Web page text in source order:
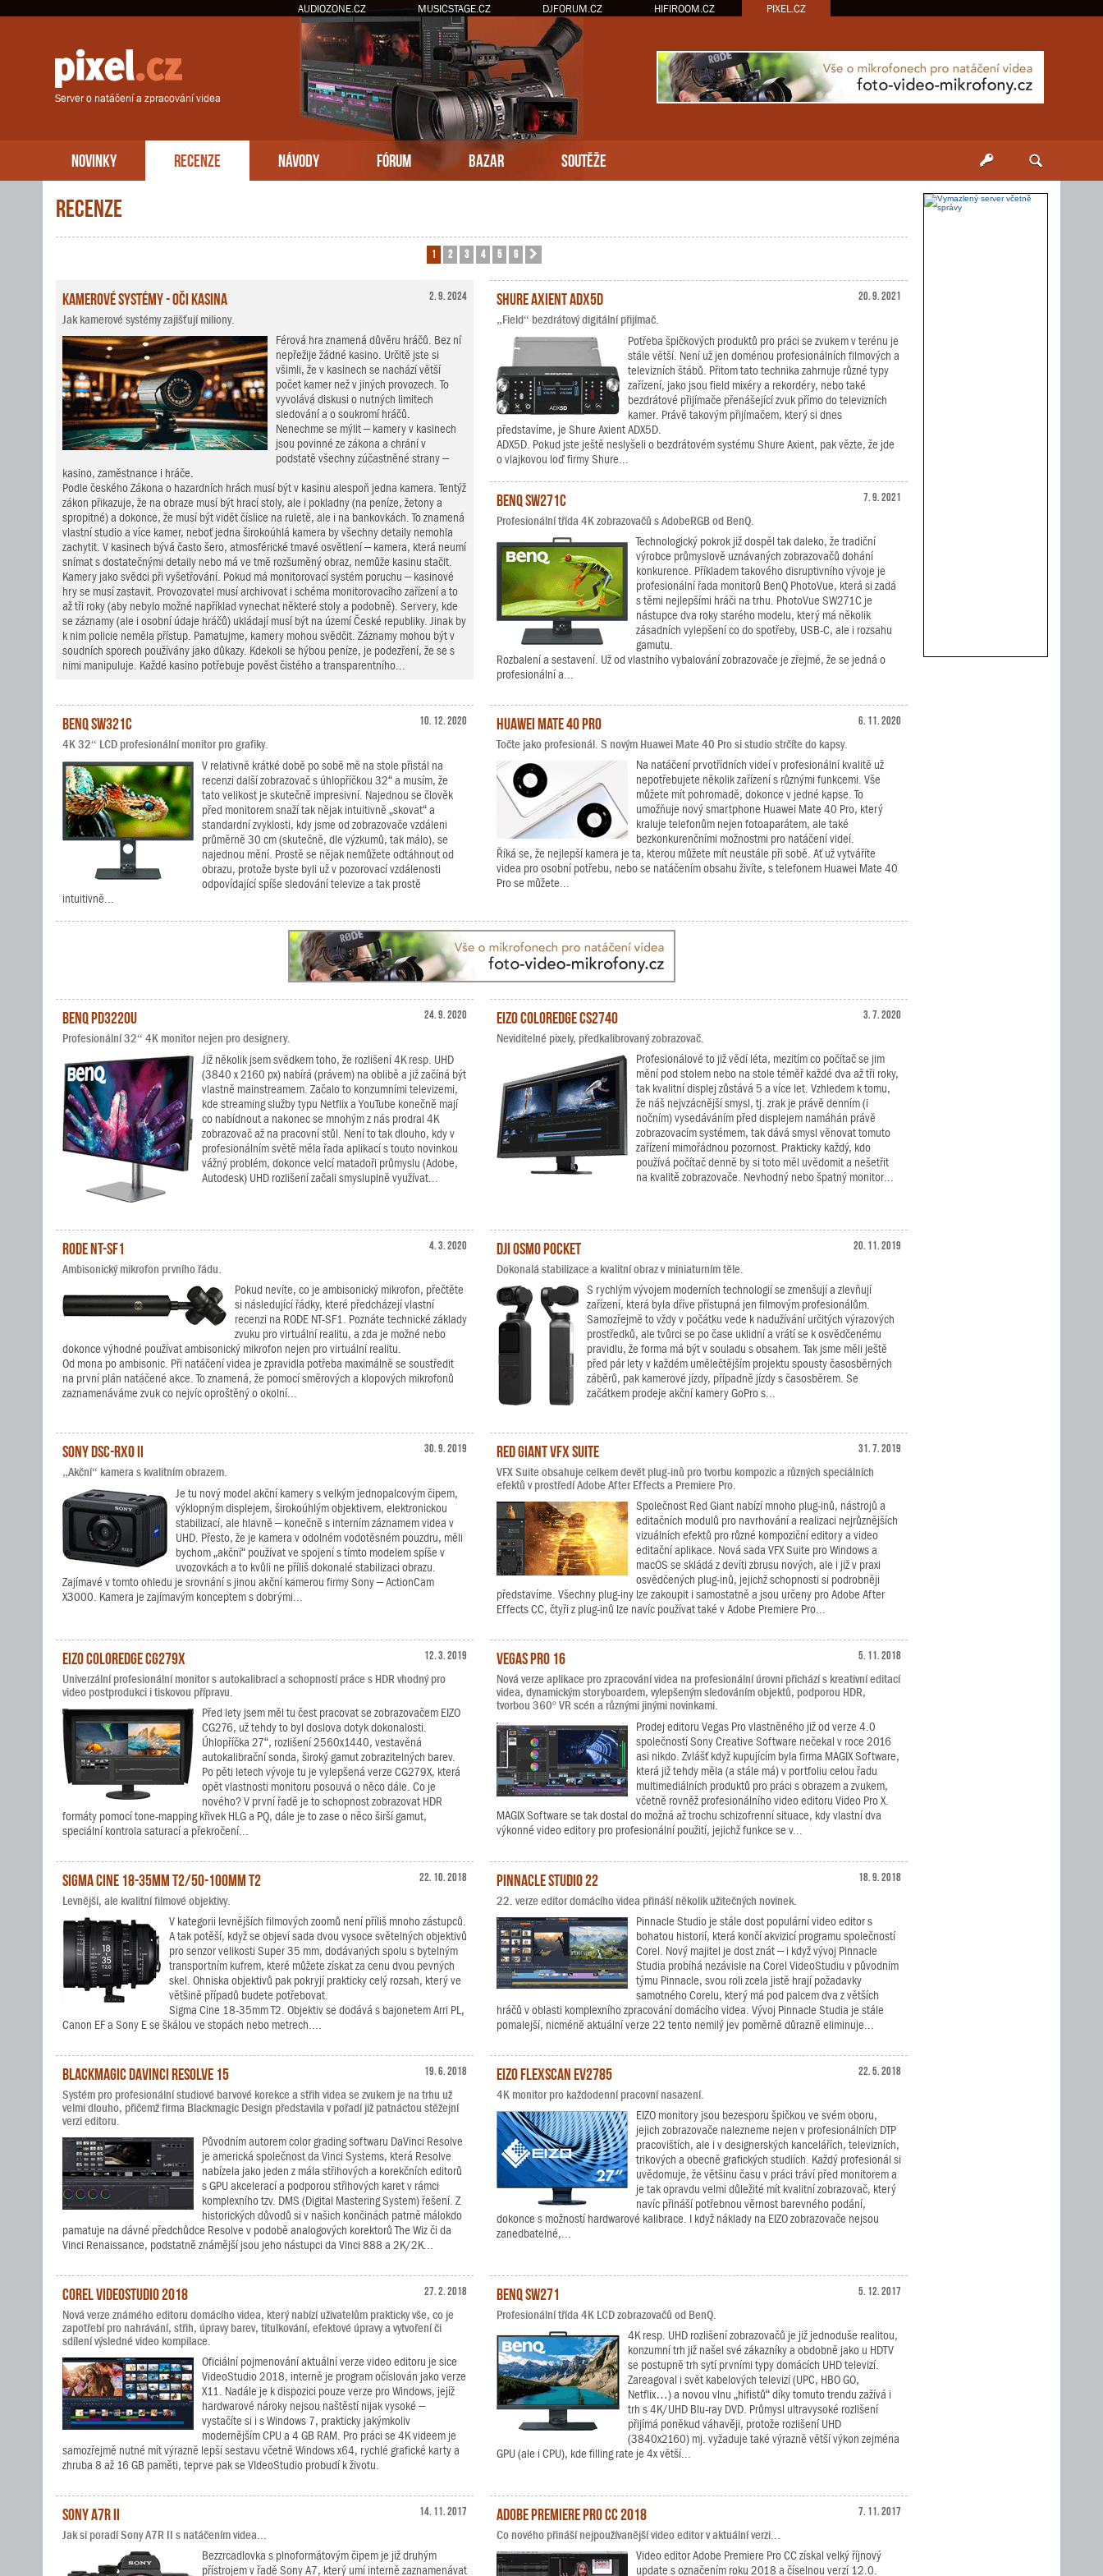
AUDIOZONE.CZ MUSICSTAGE.CZ DJFORUM.CZ HIFIROOM.CZ PIXEL.CZ
Server o natáčení a zpracování videa
NOVINKY RECENZE NÁVODY FÓRUM BAZAR SOUTĚŽE
Recenze
1 2 3 4 5 6
2. 9. 2024
Kamerové systémy - oči kasina
Jak kamerové systémy zajišťují miliony.
Férová hra znamená důvěru hráčů. Bez ní
nepřežije žádné kasino. Určitě jste si
všimli, že v kasinech se nachází větší
počet kamer než v jiných provozech. To
vyvolává diskusi o nutných limitech
sledování a o soukromí hráčů.
Nenechme se mýlit – kamery v kasinech
jsou povinné ze zákona a chrání v
podstatě všechny zúčastněné strany –
kasino, zaměstnance i hráče.
Podle českého Zákona o hazardních hrách musí být v kasinu alespoň jedna kamera. Tentýž
zákon přikazuje, že na obraze musí být hrací stoly, ale i pokladny (na peníze, žetony a
spropitné) a dokonce, že musí být vidět číslice na ruletě, ale i na bankovkách. To znamená
vlastní studio a více kamer, neboť jedna širokoúhlá kamera by všechny detaily nemohla
zachytit. V kasinech bývá často šero, atmosférické tmavé osvětlení – kamera, která neumí
snímat s dostatečnými detaily nebo má ve tmě rozšuměný obraz, nemůže kasinu stačit.
Kamery jako svědci při vyšetřování. Pokud má monitorovací systém poruchu – kasinové
hry se musí zastavit. Provozovatel musí archivovat i schéma monitorovacího zařízení a to
až tři roky (aby nebylo možné například vynechat některé stoly a podobně). Servery, kde
se záznamy (ale i osobní údaje hráčů) ukládají musí být na území České republiky. Jinak by
k nim policie neměla přístup. Pamatujme, kamery mohou svědčit. Záznamy mohou být v
soudních sporech používány jako důkazy. Kdekoli se hýbou peníze, je podezření, že se s
nimi manipuluje. Každé kasino potřebuje pověst čistého a transparentního...
20. 9. 2021
Shure Axient ADX5D
„Field“ bezdrátový digitální přijímač.
Potřeba špičkových produktů pro práci se zvukem v terénu je
stále větší. Není už jen doménou profesionálních filmových a
televizních štábů. Přitom tato technika zahrnuje různé typy
zařízení, jako jsou field mixéry a rekordéry, nebo také
bezdrátové přijímače přenášející zvuk přímo do televizních
kamer. Právě takovým přijímačem, který si dnes
představíme, je Shure Axient ADX5D.
ADX5D. Pokud jste ještě neslyšeli o bezdrátovém systému Shure Axient, pak vězte, že jde
o vlajkovou loď firmy Shure...
7. 9. 2021
BenQ SW271C
Profesionální třída 4K zobrazovačů s AdobeRGB od BenQ.
Technologický pokrok již dospěl tak daleko, že tradiční
výrobce průmyslově uznávaných zobrazovačů dohání
konkurence. Příkladem takového disruptivního vývoje je
profesionální řada monitorů BenQ PhotoVue, která si zadá
s těmi nejlepšími hráči na trhu. PhotoVue SW271C je
nástupce dva roky starého modelu, který má několik
zásadních vylepšení co do spotřeby, USB-C, ale i rozsahu
gamutu.
Rozbalení a sestavení. Už od vlastního vybalování zobrazovače je zřejmé, že se jedná o
profesionální a...
10. 12. 2020
BenQ SW321C
4K 32“ LCD profesionální monitor pro grafiky.
V relativně krátké době po sobě mě na stole přistál na
recenzi další zobrazovač s úhlopříčkou 32“ a musím, že
tato velikost je skutečně impresivní. Najednou se člověk
před monitorem snaží tak nějak intuitivně „skovat“ a
standardní zvyklosti, kdy jsme od zobrazovače vzdáleni
průměrně 30 cm (skutečně, dle výzkumů, tak málo), se
najednou mění. Prostě se nějak nemůžete odtáhnout od
obrazu, protože byste byli už v pozorovací vzdálenosti
odpovídající spíše sledování televize a tak prostě
intuitivně...
6. 11. 2020
Huawei Mate 40 Pro
Točte jako profesionál. S novým Huawei Mate 40 Pro si studio strčíte do kapsy.
Na natáčení prvotřídních videí v profesionální kvalitě už
nepotřebujete několik zařízení s různými funkcemi. Vše
můžete mít pohromadě, dokonce v jedné kapse. To
umožňuje nový smartphone Huawei Mate 40 Pro, který
kraluje telefonům nejen fotoaparátem, ale také
bezkonkurenčními možnostmi pro natáčení videí.
Říká se, že nejlepší kamera je ta, kterou můžete mít neustále při sobě. Ať už vytváříte
videa pro osobní potřebu, nebo se natáčením obsahu živíte, s telefonem Huawei Mate 40
Pro se můžete...
24. 9. 2020
BenQ PD3220U
Profesionální 32“ 4K monitor nejen pro designery.
Již několik jsem svědkem toho, že rozlišení 4K resp. UHD
(3840 x 2160 px) nabírá (právem) na oblibě a již začíná být
vlastně mainstreamem. Začalo to konzumními televizemi,
kde streaming služby typu Netflix a YouTube konečně mají
co nabídnout a nakonec se mnohým z nás prodral 4K
zobrazovač až na pracovní stůl. Není to tak dlouho, kdy v
profesionálním světě měla řada aplikací s touto novinkou
vážný problém, dokonce velcí matadoři průmyslu (Adobe,
Autodesk) UHD rozlišení začali smysluplně využívat...
3. 7. 2020
EIZO ColorEdge CS2740
Neviditelné pixely, předkalibrovaný zobrazovač.
Profesionálové to již vědí léta, mezitím co počítač se jim
mění pod stolem nebo na stole téměř každé dva až tři roky,
tak kvalitní displej zůstává 5 a více let. Vzhledem k tomu,
že náš nejvzácnější smysl, tj. zrak je právě denním (i
nočním) vysedáváním před displejem namáhán právě
zobrazovacím systémem, tak dává smysl věnovat tomuto
zařízení mimořádnou pozornost. Prakticky každý, kdo
používá počítač denně by si toto měl uvědomit a nešetřit
na kvalitě zobrazovače. Nevhodný nebo špatný monitor...
4. 3. 2020
RODE NT-SF1
Ambisonický mikrofon prvního řádu.
Pokud nevíte, co je ambisonický mikrofon, přečtěte
si následující řádky, které předcházejí vlastní
recenzi na RODE NT-SF1. Poznáte technické základy
zvuku pro virtuální realitu, a zda je možné nebo
dokonce výhodné používat ambisonický mikrofon nejen pro virtuální realitu.
Od mona po ambisonic. Při natáčení videa je zpravidla potřeba maximálně se soustředit
na první plán natáčené akce. To znamená, že pomocí směrových a klopových mikrofonů
zaznamenáváme zvuk co nejvíc oproštěný o okolní...
20. 11. 2019
DJI Osmo Pocket
Dokonalá stabilizace a kvalitní obraz v miniaturním těle.
S rychlým vývojem moderních technologií se zmenšují a zlevňují
zařízení, která byla dříve přístupná jen filmovým profesionálům.
Samozřejmě to vždy v počátku vede k nadužívání určitých výrazových
prostředků, ale tvůrci se po čase uklidní a vrátí se k osvědčenému
pravidlu, že forma má být v souladu s obsahem. Tak jsme měli ještě
před pár lety v každém umělečtějším projektu spousty časosběrných
záběrů, pak kamerové jízdy, případně jízdy s časosběrem. Se
začátkem prodeje akční kamery GoPro s...
30. 9. 2019
Sony DSC-RX0 II
„Akční“ kamera s kvalitním obrazem.
Je tu nový model akční kamery s velkým jednopalcovým čipem,
výklopným displejem, širokoúhlým objektivem, elektronickou
stabilizací, ale hlavně – konečně s interním záznamem videa v
UHD. Přesto, že je kamera v odolném vodotěsném pouzdru, měli
bychom „akční“ používat ve spojení s tímto modelem spíše v
uvozovkách a to kvůli ne příliš dokonalé stabilizaci obrazu.
Zajímavé v tomto ohledu je srovnání s jinou akční kamerou firmy Sony – ActionCam
X3000. Kamera je zajímavým konceptem s dobrými...
31. 7. 2019
Red Giant VFX Suite
VFX Suite obsahuje celkem devět plug-inů pro tvorbu kompozic a různých speciálních
efektů v prostředí Adobe After Effects a Premiere Pro.
Společnost Red Giant nabízí mnoho plug-inů, nástrojů a
editačních modulů pro navrhování a realizaci nejrůznějších
vizuálních efektů pro různé kompoziční editory a video
editační aplikace. Nová sada VFX Suite pro Windows a
macOS se skládá z devíti zbrusu nových, ale i již v praxi
osvědčených plug-inů, jejichž schopnosti si podrobněji
představíme. Všechny plug-iny lze zakoupit i samostatně a jsou určeny pro Adobe After
Effects CC, čtyři z plug-inů lze navíc používat také v Adobe Premiere Pro...
12. 3. 2019
EIZO ColorEdge CG279X
Univerzální profesionální monitor s autokalibrací a schopností práce s HDR vhodný pro
video postprodukci i tiskovou přípravu.
Před lety jsem měl tu čest pracovat se zobrazovačem EIZO
CG276, už tehdy to byl doslova dotyk dokonalosti.
Úhlopříčka 27“, rozlišení 2560x1440, vestavěná
autokalibrační sonda, široký gamut zobrazitelných barev.
Po pěti letech vývoje tu je vylepšená verze CG279X, která
opět vlastnosti monitoru posouvá o něco dále. Co je
nového? V první řadě je to schopnost zobrazovat HDR
formáty pomocí tone-mapping křivek HLG a PQ, dále je to zase o něco širší gamut,
speciální kontrola saturací a překročení...
5. 11. 2018
Vegas Pro 16
Nová verze aplikace pro zpracování videa na profesionální úrovni přichází s kreativní editací
videa, dynamickým storyboardem, vylepšeným sledováním objektů, podporou HDR,
tvorbou 360º VR scén a různými jinými novinkami.
Prodej editoru Vegas Pro vlastněného již od verze 4.0
společností Sony Creative Software nečekal v roce 2016
asi nikdo. Zvlášť když kupujícím byla firma MAGIX Software,
která již tehdy měla (a stále má) v portfoliu celou řadu
multimediálních produktů pro práci s obrazem a zvukem,
včetně rovněž profesionálního video editoru Video Pro X.
MAGIX Software se tak dostal do možná až trochu schizofrenní situace, kdy vlastní dva
výkonné video editory pro profesionální použití, jejichž funkce se v...
22. 10. 2018
Sigma Cine 18-35mm T2/50-100mm T2
Levnější, ale kvalitní filmové objektivy.
V kategorii levnějších filmových zoomů není příliš mnoho zástupců.
A tak potěší, když se objeví sada dvou vysoce světelných objektivů
pro senzor velikosti Super 35 mm, dodávaných spolu s bytelným
transportním kufrem, které můžete získat za cenu dvou pevných
skel. Ohniska objektivů pak pokryjí prakticky celý rozsah, který ve
většině případů budete potřebovat.
Sigma Cine 18-35mm T2. Objektiv se dodává s bajonetem Arri PL,
Canon EF a Sony E se škálou ve stopách nebo metrech....
18. 9. 2018
Pinnacle Studio 22
22. verze editor domácího videa přináší několik užitečných novinek.
Pinnacle Studio je stále dost populární video editor s
bohatou historií, která končí akvizicí programu společností
Corel. Nový majitel je dost znát – i když vývoj Pinnacle
Studia probíhá nezávisle na Corel VideoStudiu v původním
týmu Pinnacle, svou roli zcela jistě hrají požadavky
samotného Corelu, který má pod palcem dva z větších
hráčů v oblasti komplexního zpracování domácího videa. Vývoj Pinnacle Studia je stále
pomalejší, nicméně aktuální verze 22 tento nemilý jev poměrně důrazně eliminuje...
19. 6. 2018
Blackmagic DaVinci Resolve 15
Systém pro profesionální studiové barvové korekce a střih videa se zvukem je na trhu už
velmi dlouho, přičemž firma Blackmagic Design představila v pořadí již patnáctou stěžejní
verzi editoru.
Původním autorem color grading softwaru DaVinci Resolve
je americká společnost da Vinci Systems, která Resolve
nabízela jako jeden z mála střihových a korekčních editorů
s GPU akcelerací a podporou střihových karet v rámci
komplexního tzv. DMS (Digital Mastering System) řešení. Z
historických důvodů si v našich končinách patrně málokdo
pamatuje na dávné předchůdce Resolve v podobě analogových korektorů The Wiz či da
Vinci Renaissance, podstatně známější jsou jeho nástupci da Vinci 888 a 2K/2K...
22. 5. 2018
EIZO FlexScan EV2785
4K monitor pro každodenní pracovní nasazení.
EIZO monitory jsou bezesporu špičkou ve svém oboru,
jejich zobrazovače nalezneme nejen v profesionálních DTP
pracovištích, ale i v designerských kancelářích, televizních,
trikových a obecně grafických studiích. Každý profesionál si
uvědomuje, že většinu času v práci tráví před monitorem a
je tak opravdu velmi důležité mít kvalitní zobrazovač, který
navíc přináší potřebnou věrnost barevného podání,
dokonce s možností hardwarové kalibrace. I když náklady na EIZO zobrazovače nejsou
zanedbatelné,...
27. 2. 2018
Corel VideoStudio 2018
Nová verze známého editoru domácího videa, který nabízí uživatelům prakticky vše, co je
zapotřebí pro nahrávání, střih, úpravy barev, titulkování, efektové úpravy a vytvoření či
sdílení výsledné video kompilace.
Oficiální pojmenování aktuální verze video editoru je sice
VideoStudio 2018, interně je program očíslován jako verze
X11. Nadále je k dispozici pouze verze pro Windows, jejíž
hardwarové nároky nejsou naštěstí nijak vysoké –
vystačíte si i s Windows 7, prakticky jakýmkoliv
modernějším CPU a 4 GB RAM. Pro práci se 4K videem je
samozřejmě nutné mít výrazně lepší sestavu včetně Windows x64, rychlé grafické karty a
zhruba 8 až 16 GB paměti, teprve pak se VIdeoStudio probudí k životu.
5. 12. 2017
BenQ SW271
Profesionální třída 4K LCD zobrazovačů od BenQ.
4K resp. UHD rozlišení zobrazovačů je již jednoduše realitou,
konzumní trh již našel své zákazníky a obdobně jako u HDTV
se postupně trh sytí prvními typy domácích UHD televizí.
Zareagoval i svět kabelových televizí (UPC, HBO GO,
Netflix…) a novou vlnu „hifistů“ díky tomuto trendu zažívá i
trh s 4K/UHD Blu-ray DVD. Průmysl ultravysoké rozlišení
přijímá poněkud váhavěji, protože rozlišení UHD
(3840x2160) mj. vyžaduje také výrazně větší výkon zejména
GPU (ale i CPU), kde filling rate je 4x větší...
14. 11. 2017
Sony A7R II
Jak si poradí Sony A7R II s natáčením videa...
Bezzrcadlovka s plnoformátovým čipem je již druhým
přístrojem v řadě Sony A7, který umí interně zaznamenávat
7. 11. 2017
Adobe Premiere Pro CC 2018
Co nového přináší nejpoužívanější video editor v aktuální verzi...
Video editor Adobe Premiere Pro CC získal velký říjnový
update s označením roku 2018 a číselnou verzí 12.0.